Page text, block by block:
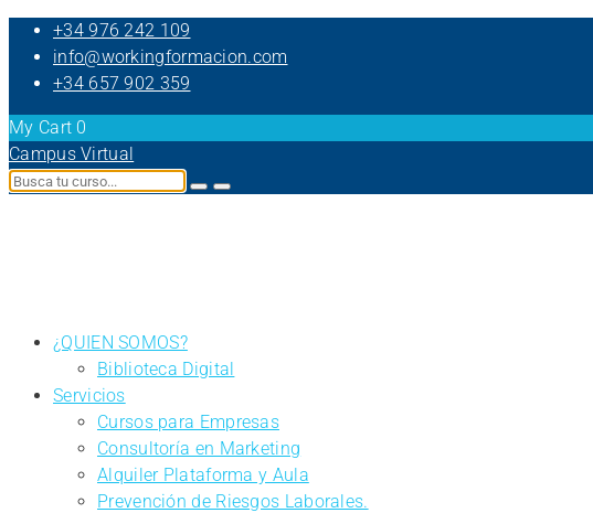
+34 976 242 109
info@workingformacion.com
+34 657 902 359
My Cart 0
Campus Virtual
¿QUIEN SOMOS?
Biblioteca Digital
Servicios
Cursos para Empresas
Consultoría en Marketing
Alquiler Plataforma y Aula
Prevención de Riesgos Laborales.